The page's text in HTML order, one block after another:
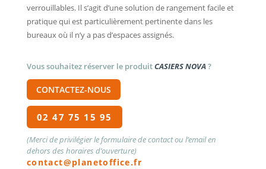
verrouillables. Il s’agit d’une solution de rangement facile et
pratique qui est particulièrement pertinente dans les
bureaux où il n’y a pas d’espaces assignés.
Vous souhaitez réserver le produitCASIERS NOVA?
CONTACTEZ-NOUS
02 47 75 15 95
(Merci de privilégier le formulaire de contact ou l’email en
dehors des horaires d’ouverture)
contact@planetoffice.fr